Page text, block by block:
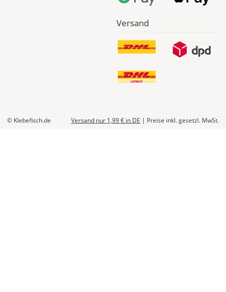
Versand
© Klebefisch.de Versand nur 1,99 € in DE | Preise inkl. gesetzl. MwSt.